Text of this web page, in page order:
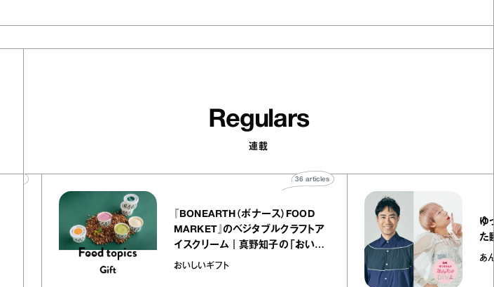
Regulars
連載
40articles
『BONEARTH（ボナース）FOOD
MARKET』のベジタブルクラフトア
イスクリーム｜真野知子の「おいし
いギフト」
おいしいギフト
36articles